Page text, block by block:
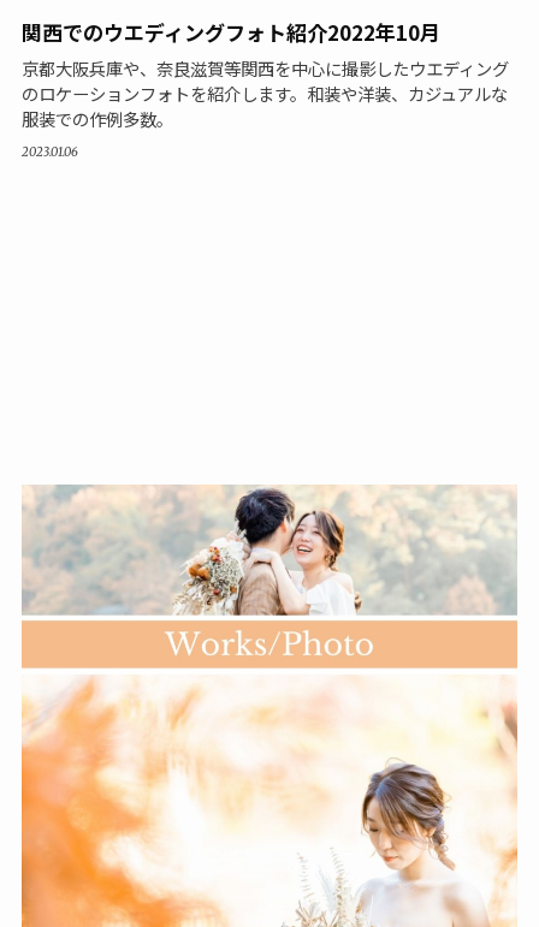
関西でのウエディングフォト紹介2022年10月
京都大阪兵庫や、奈良滋賀等関西を中心に撮影したウエディング
のロケーションフォトを紹介します。和装や洋装、カジュアルな
服装での作例多数。
2023.01.06